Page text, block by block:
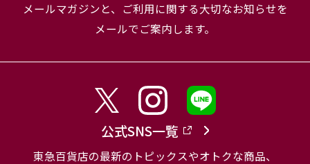
メールマガジンと、
ご利用に関する大切なお知らせを
メールでご案内します。
公式SNS一覧
東急百貨店の最新のトピックスやオトクな商品、